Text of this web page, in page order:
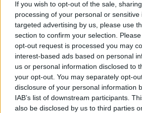
If you wish to opt-out of the sale,
processing of your personal or
targeted advertising by us, please use
section to confirm your selection.
opt-out request is processed you may
interest-based ads based on personal
us or personal information disclosed to
your opt-out. You may separately opt-
disclosure of your personal information
IAB’s list of downstream participants.
also be disclosed by us to third parties
Bevilacqua (24)
Bonavigo (31)
Boschi Sant'Anna (22)
Bosco Chiesanuova
Bovolone (323)
Brentino Belluno (26)